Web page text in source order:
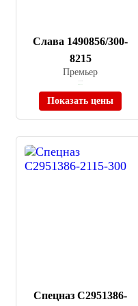
Слава 1490856/300-
8215
Премьер
Показать цены
Спецназ C2951386-